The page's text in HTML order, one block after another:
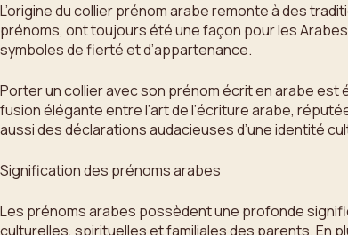
L’origine du collier prénom arabe remonte à des
prénoms, ont toujours été une façon pour les
symboles de fierté et d’appartenance.
Porter un collier avec son prénom écrit en arabe est
fusion élégante entre l’art de l’écriture arabe,
aussi des déclarations audacieuses d’une identité
Signification des prénoms arabes
Les prénoms arabes possèdent une profonde
culturelles, spirituelles et familiales des parents. En